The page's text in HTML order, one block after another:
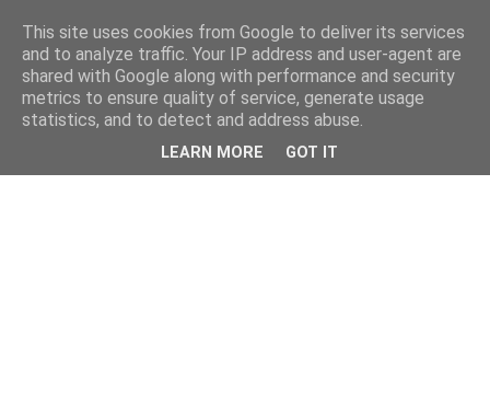
This site uses cookies from Google to deliver its services
and to analyze traffic. Your IP address and user-agent are
shared with Google along with performance and security
metrics to ensure quality of service, generate usage
statistics, and to detect and address abuse.
LEARN MORE GOT IT